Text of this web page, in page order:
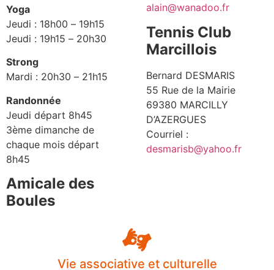
Yoga
Jeudi : 18h00 – 19h15
Jeudi : 19h15 – 20h30
Strong
Mardi : 20h30 – 21h15
Randonnée
Jeudi départ 8h45
3ème dimanche de
chaque mois départ
8h45
Amicale des
Boules
alain@wanadoo.fr
Tennis Club
Marcillois
Bernard DESMARIS
55 Rue de la Mairie
69380 MARCILLY
D’AZERGUES
Courriel :
desmarisb@yahoo.fr
Vie associative et culturelle